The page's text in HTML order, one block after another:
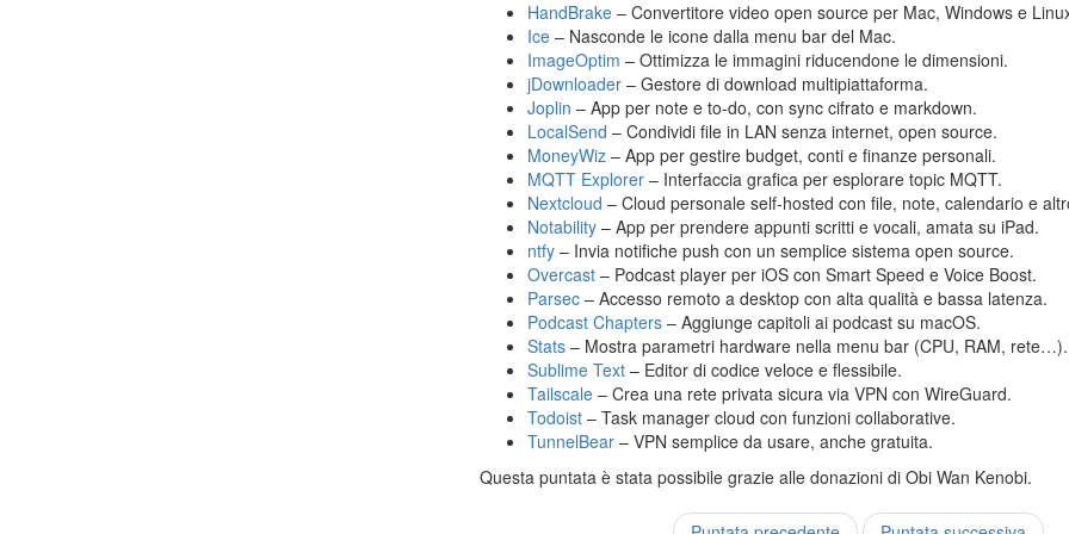
HandBrake – Convertitore video open source per Mac, Windows e
Ice – Nasconde le icone dalla menu bar del Mac.
ImageOptim – Ottimizza le immagini riducendone le dimensioni.
jDownloader – Gestore di download multipiattaforma.
Joplin – App per note e to-do, con sync cifrato e markdown.
LocalSend – Condividi file in LAN senza internet, open source.
MoneyWiz – App per gestire budget, conti e finanze personali.
MQTT Explorer – Interfaccia grafica per esplorare topic MQTT.
Nextcloud – Cloud personale self-hosted con file, note, calendario e
Notability – App per prendere appunti scritti e vocali, amata su iPad.
ntfy – Invia notifiche push con un semplice sistema open source.
Overcast – Podcast player per iOS con Smart Speed e Voice Boost.
Parsec – Accesso remoto a desktop con alta qualità e bassa latenza.
Podcast Chapters – Aggiunge capitoli ai podcast su macOS.
Stats – Mostra parametri hardware nella menu bar (CPU, RAM, rete…).
Sublime Text – Editor di codice veloce e flessibile.
Tailscale – Crea una rete privata sicura via VPN con WireGuard.
Todoist – Task manager cloud con funzioni collaborative.
TunnelBear – VPN semplice da usare, anche gratuita.
Questa puntata è stata possibile grazie alle donazioni di Obi Wan Kenobi.